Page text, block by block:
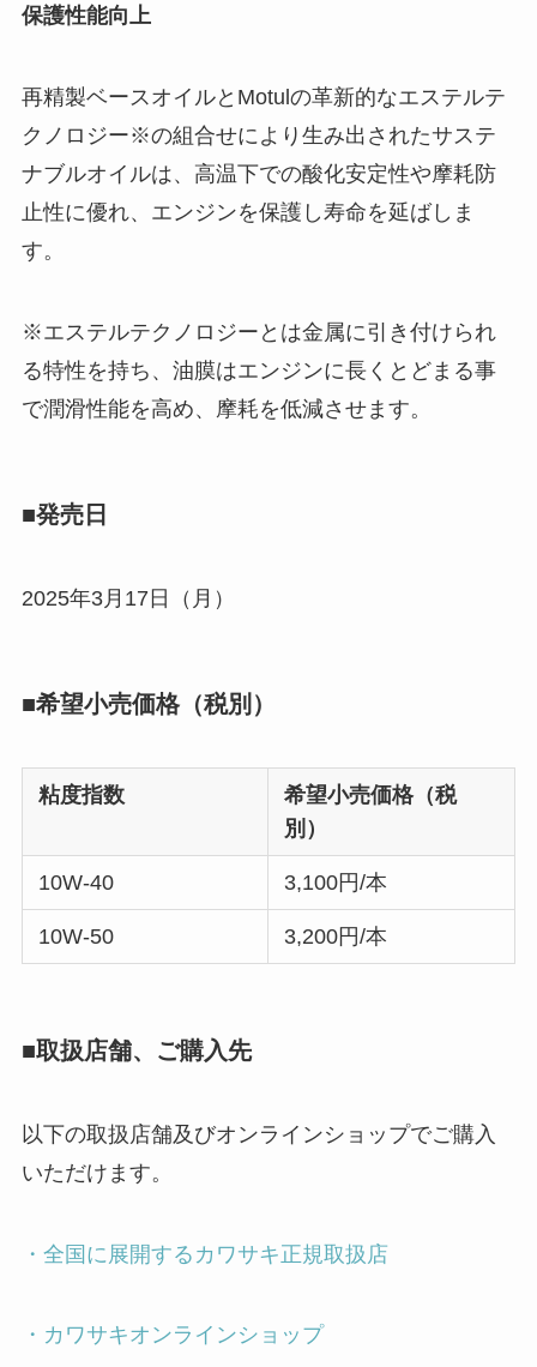
保護性能向上
再精製ベースオイルとMotulの革新的なエステルテ
クノロジー※の組合せにより生み出されたサステ
ナブルオイルは、高温下での酸化安定性や摩耗防
止性に優れ、エンジンを保護し寿命を延ばしま
す。
※エステルテクノロジーとは金属に引き付けられ
る特性を持ち、油膜はエンジンに長くとどまる事
で潤滑性能を高め、摩耗を低減させます。
■発売日
2025年3月17日（月）
■希望小売価格（税別）
粘度指数
希望小売価格（税
別）
10W-40 3,100円/本
10W-50 3,200円/本
■取扱店舗、ご購入先
以下の取扱店舗及びオンラインショップでご購入
いただけます。
・全国に展開するカワサキ正規取扱店
・カワサキオンラインショップ